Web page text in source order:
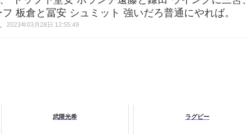
板倉と冨安 シュミット 強いだろ普通にやれば。
2023年03月28日 12:55:49
武隈光希 ラグビー